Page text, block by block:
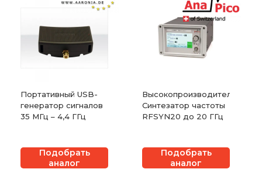
Портативный USB-
генератор сигналов
35 МГц – 4,4 ГГц
Подобрать
аналог
Высокопроизводительный
Синтезатор частоты
RFSYN20 до 20 ГГц
Подобрать
аналог